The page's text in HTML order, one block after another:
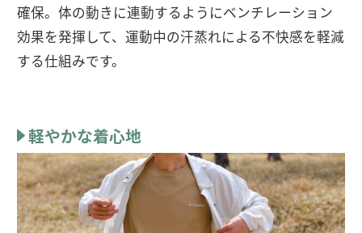
確保。体の動きに連動するようにベンチレーション
効果を発揮して、運動中の汗蒸れによる不快感を軽減
する仕組みです。
軽やかな着心地